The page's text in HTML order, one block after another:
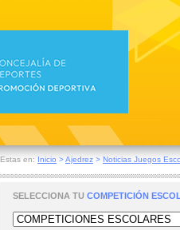
Estas en: Inicio >Ajedrez > Noticias Juegos
SELECCIONA TU COMPETICIÓN